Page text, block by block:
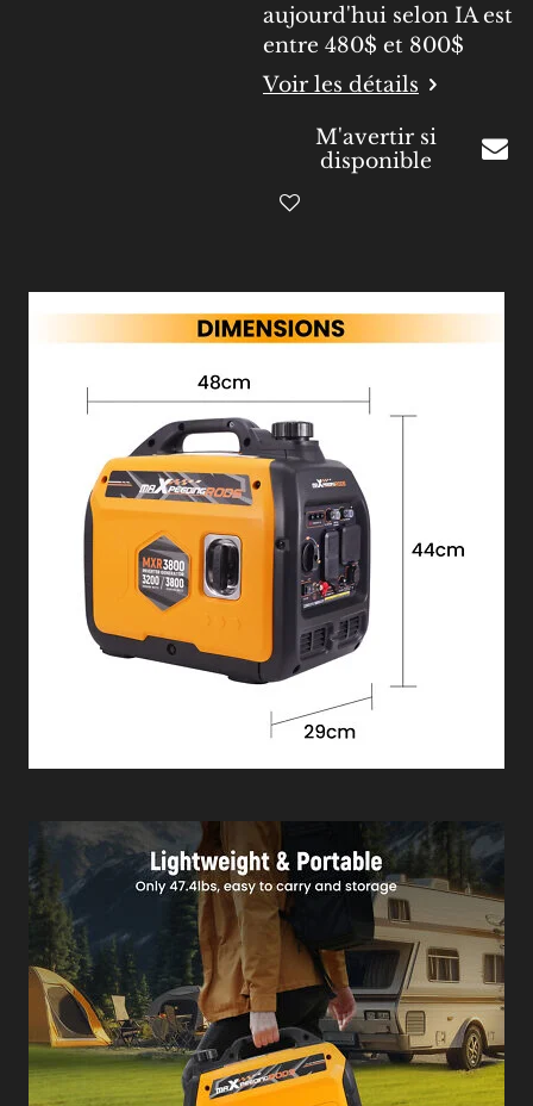
aujourd'hui selon IA est
entre 480$ et 800$
Voir les détails
M'avertir si
disponible